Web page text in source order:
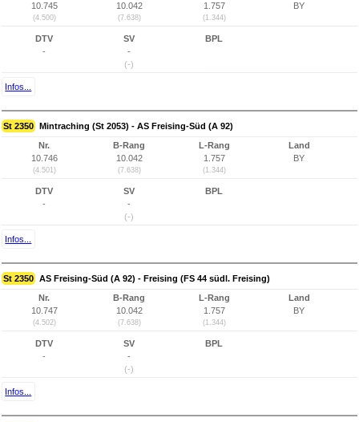
10.745
(4.500)
10.042
(7.638)
1.757
(1.344)
BY
DTV
-
SV
-
(-)
BPL
Infos...
St 2350 Mintraching (St 2053) - AS Freising-Süd (A 92)
Nr.
10.746
(4.501)
B-Rang
10.042
(7.638)
L-Rang
1.757
(1.344)
Land
BY
DTV
-
SV
-
(-)
BPL
Infos...
St 2350 AS Freising-Süd (A 92) - Freising (FS 44 südl. Freising)
Nr.
10.747
(4.502)
B-Rang
10.042
(7.638)
L-Rang
1.757
(1.344)
Land
BY
DTV
-
SV
-
(-)
BPL
Infos...